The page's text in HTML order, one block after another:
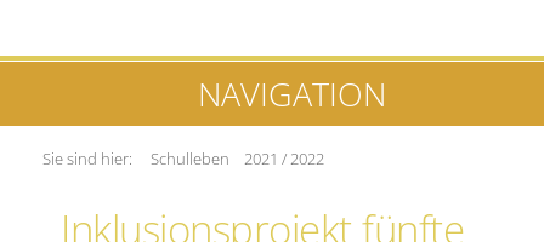
NAVIGATION
Sie sind hier: Schulleben 2021 / 2022
Inklusionsprojekt fünfte